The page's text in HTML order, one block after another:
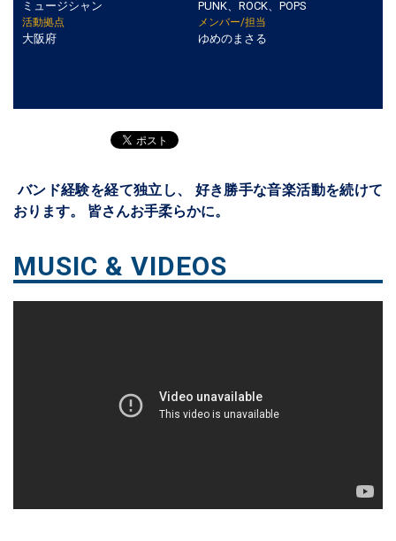
ミュージシャン PUNK、ROCK、POPS
活動拠点
大阪府
メンバー/担当
ゆめのまさる
バンド経験を経て独立し、 好き勝手な音楽活動を続けて
おります。 皆さんお手柔らかに。
MUSIC & VIDEOS